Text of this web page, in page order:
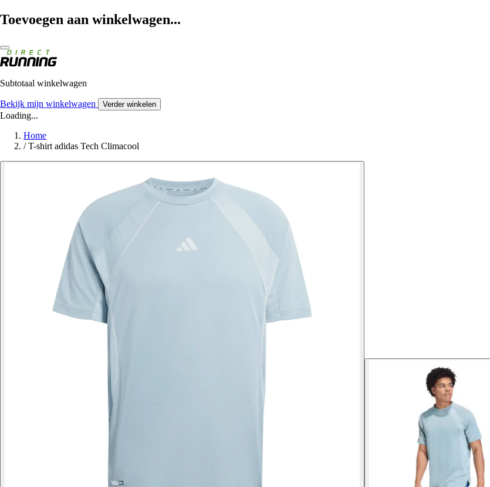
Toevoegen aan winkelwagen...
Subtotaal winkelwagen
Bekijk mijn winkelwagen Verder winkelen
Loading...
Home
/ T-shirt adidas Tech Climacool